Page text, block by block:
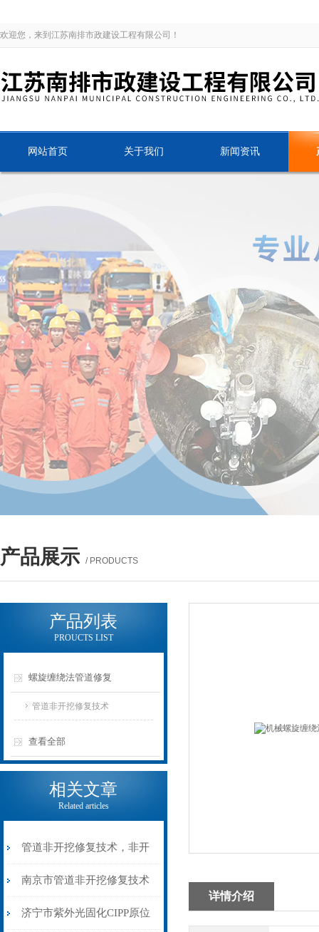
欢迎您，来到江苏南排市政建设工程有限公司！
网站首页 关于我们 新闻资讯
产品展示 / PRODUCTS
产品列表
PROUCTS LIST
螺旋缠绕法管道修复
管道非开挖修复技术
查看全部
相关文章
Related articles
管道非开挖修复技术，非开
挖方式下的创新解决方案
南京市管道非开挖修复技术
助力易涝区域（点）整治
济宁市紫外光固化CIPP原位
详情介绍